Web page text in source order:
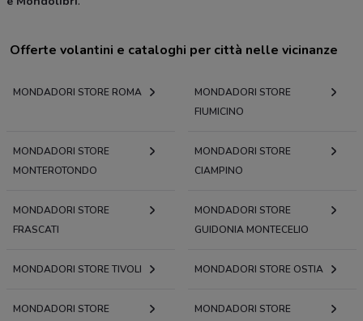
Offerte volantini e cataloghi per città nelle vicinanze
MONDADORI STORE ROMA
MONDADORI STORE
FIUMICINO
MONDADORI STORE
MONTEROTONDO
MONDADORI STORE
CIAMPINO
MONDADORI STORE
FRASCATI
MONDADORI STORE
GUIDONIA MONTECELIO
MONDADORI STORE TIVOLI MONDADORI STORE OSTIA
MONDADORI STORE
MONDADORI STORE